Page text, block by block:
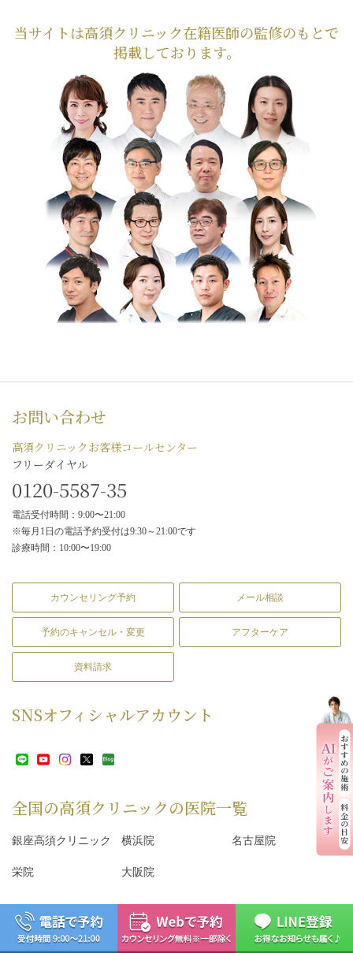
当サイトは高須クリニック在籍医師の監修のもとで
掲載しております。
お問い合わせ
高須クリニックお客様コールセンター
フリーダイヤル
0120-5587-35
電話受付時間：9:00〜21:00
※毎月1日の電話予約受付は9:30～21:00です
診療時間：10:00〜19:00
カウンセリング予約 メール相談
予約のキャンセル・変更 アフターケア
資料請求
SNSオフィシャルアカウント
全国の高須クリニックの医院一覧
銀座高須クリニック 横浜院 名古屋院
栄院 大阪院